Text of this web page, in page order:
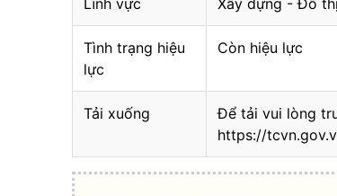
Lĩnh vực Xây dựng - Đô thị
Tình trạng hiệu
lực
Còn hiệu lực
Tải xuống
Để tải vui lòng
https://